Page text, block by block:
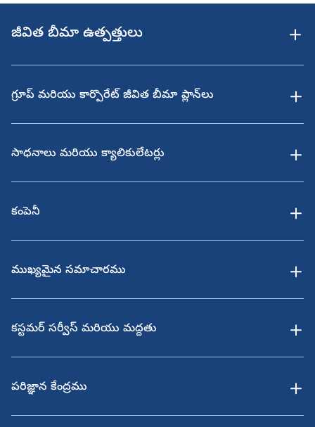
జీవిత బీమా ఉత్పత్తులు
గ్రూప్ మరియు కార్పొరేట్ జీవిత బీమా ప్లాన్‌లు
సాధనాలు మరియు క్యాలికులేటర్లు
కంపెనీ
ముఖ్యమైన సమాచారము
కస్టమర్ సర్వీస్ మరియు మద్దతు
పరిజ్ఞాన కేంద్రము